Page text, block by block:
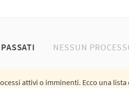
NESSUN
attivi o imminenti. Ecco una